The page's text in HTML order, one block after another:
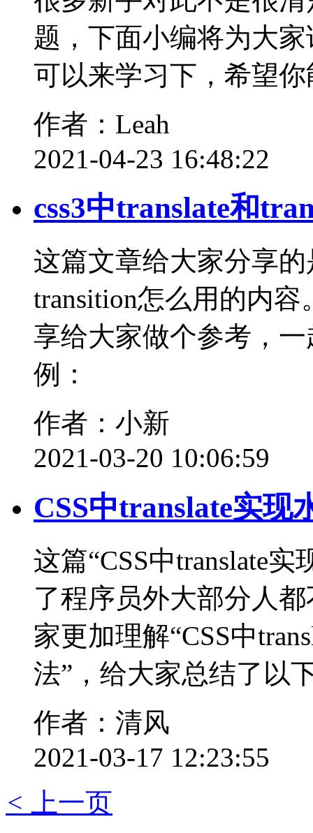
题，下面小编将为大
可以来学习下，希望
作者：Leah
2021-04-23 16:48:22
css3中translate和
这篇文章给大家分享的
transition怎么用的内
享给大家做个参考，
例：
作者：小新
2021-03-20 10:06:59
CSS中translate实现
这篇“CSS中translate
了程序员外大部分人
家更加理解“CSS中
法”，给大家总结了以
作者：清风
2021-03-17 12:23:55
< 上一页